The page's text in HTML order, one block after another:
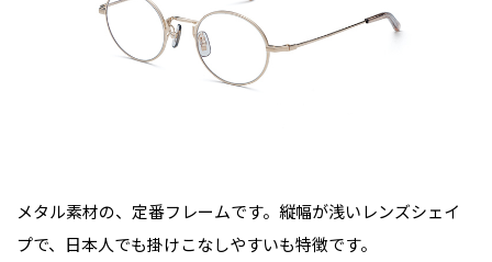
メタル素材の、定番フレームです。縦幅が浅いレンズシェイ
プで、日本人でも掛けこなしやすいも特徴です。